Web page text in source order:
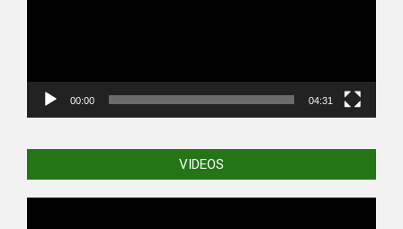
00:00 04:31
VIDEOS